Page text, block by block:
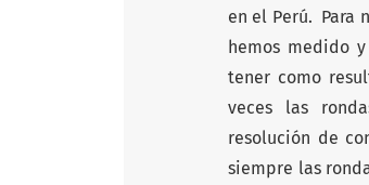
en el Perú. Para
hemos medido
tener como
veces las
resolución de
siempre las